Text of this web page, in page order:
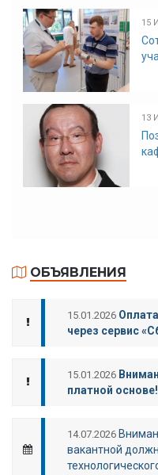
15
13
ОБЪЯВЛЕНИЯ
15.01.2026
через сервис
15.01.2026
платной основе!
14.07.2026
вакантной